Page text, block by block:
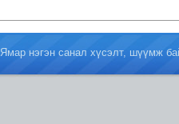
Ямар нэгэн санал хүсэлт, шүүмж